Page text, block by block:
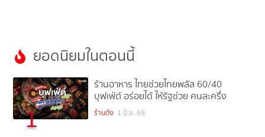
ยอดนิยมในตอนนี้
1
ร้านอาหาร ไทยช่วยไทยพลัส 60/40
บุฟเฟ่ต์ อร่อยได้ ให้รัฐช่วย คนละครึ่ง
ร้านดัง 1 มิ.ย. 69